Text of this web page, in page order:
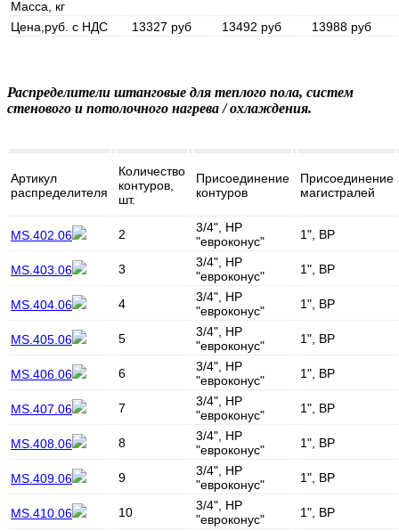
Масса, кг
Цена,руб. с НДС
13327 руб 13492 руб 13988 руб
Распределители штанговые для теплого пола, систем
стенового и потолочного нагрева / охлаждения.
Артикул
распределителя
Количество
контуров,
шт.
Присоединение
контуров
Присоединение
магистралей
MS.402.06 2
3/4", НР
"евроконус"
1", ВР
MS.403.06 3
3/4", НР
"евроконус"
1", ВР
MS.404.06 4
3/4", НР
"евроконус"
1", ВР
MS.405.06 5
3/4", НР
"евроконус"
1", ВР
MS.406.06 6
3/4", НР
"евроконус"
1", ВР
MS.407.06 7
3/4", НР
"евроконус"
1", ВР
MS.408.06 8
3/4", НР
"евроконус"
1", ВР
MS.409.06 9
3/4", НР
"евроконус"
1", ВР
MS.410.06 10
3/4", НР
"евроконус"
1", ВР